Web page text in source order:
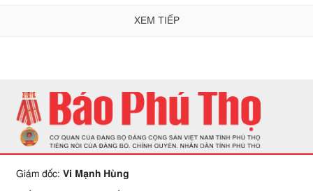
XEM TIẾP
Giám đốc: Vi Mạnh Hùng